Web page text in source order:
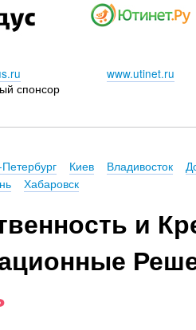
спонсор
www.utinet.ru
Киев Владивосток
Хабаровск
и